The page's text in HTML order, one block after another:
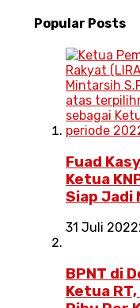
Popular Posts
Fuad
Ketua
Siap Jadi
31 Juli 2022
BPNT di
Ketua